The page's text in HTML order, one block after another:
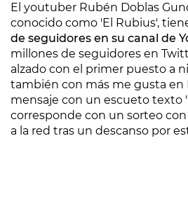
El youtuber Rubén Doblas
conocido como 'El Rubius',
de seguidores en su canal de
millones de seguidores en
alzado con el primer puesto a
también con más me gusta en
mensaje con un escueto texto "
corresponde con un sorteo
a la red tras un descanso por